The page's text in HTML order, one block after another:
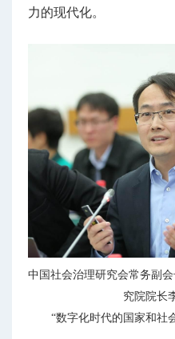
力的现代化。
中国社会治理研究会常务副
究院院长
“数字化时代的国家和社